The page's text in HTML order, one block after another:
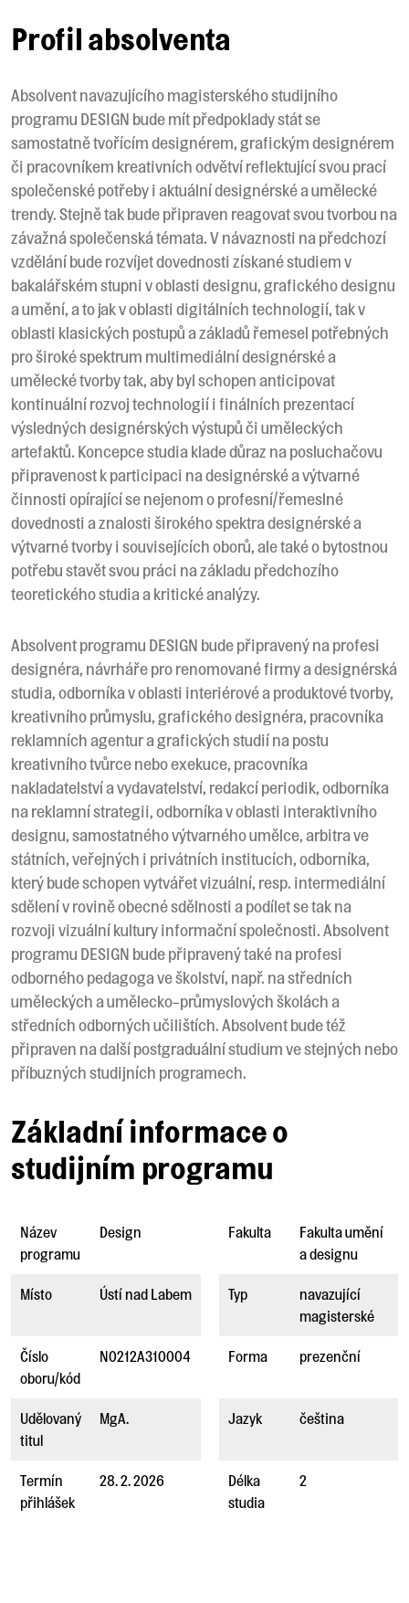
Profil absolventa
Absolvent navazujícího magisterského studijního
programu DESIGN bude mít předpoklady stát se
samostatně tvořícím designérem, grafickým designérem
či pracovníkem kreativních odvětví reflektující svou prací
společenské potřeby i aktuální designérské a umělecké
trendy. Stejně tak bude připraven reagovat svou tvorbou na
závažná společenská témata. V návaznosti na předchozí
vzdělání bude rozvíjet dovednosti získané studiem v
bakalářském stupni v oblasti designu, grafického designu
a umění, a to jak v oblasti digitálních technologií, tak v
oblasti klasických postupů a základů řemesel potřebných
pro široké spektrum multimediální designérské a
umělecké tvorby tak, aby byl schopen anticipovat
kontinuální rozvoj technologií i finálních prezentací
výsledných designérských výstupů či uměleckých
artefaktů. Koncepce studia klade důraz na posluchačovu
připravenost k participaci na designérské a výtvarné
činnosti opírající se nejenom o profesní/řemeslné
dovednosti a znalosti širokého spektra designérské a
výtvarné tvorby i souvisejících oborů, ale také o bytostnou
potřebu stavět svou práci na základu předchozího
teoretického studia a kritické analýzy.
Absolvent programu DESIGN bude připravený na profesi
designéra, návrháře pro renomované firmy a designérská
studia, odborníka v oblasti interiérové a produktové tvorby,
kreativního průmyslu, grafického designéra, pracovníka
reklamních agentur a grafických studií na postu
kreativního tvůrce nebo exekuce, pracovníka
nakladatelství a vydavatelství, redakcí periodik, odborníka
na reklamní strategii, odborníka v oblasti interaktivního
designu, samostatného výtvarného umělce, arbitra ve
státních, veřejných i privátních institucích, odborníka,
který bude schopen vytvářet vizuální, resp. intermediální
sdělení v rovině obecné sdělnosti a podílet se tak na
rozvoji vizuální kultury informační společnosti. Absolvent
programu DESIGN bude připravený také na profesi
odborného pedagoga ve školství, např. na středních
uměleckých a umělecko-průmyslových školách a
středních odborných učilištích. Absolvent bude též
připraven na další postgraduální studium ve stejných nebo
příbuzných studijních programech.
Základní informace o
studijním programu
Název
programu
Design Fakulta
Fakulta umění
a designu
Místo Ústí nad Labem Typ
navazující
magisterské
Číslo
oboru/kód
N0212A310004 Forma prezenční
Udělovaný
titul
MgA. Jazyk čeština
Termín
přihlášek
28. 2. 2026
Délka
studia
2